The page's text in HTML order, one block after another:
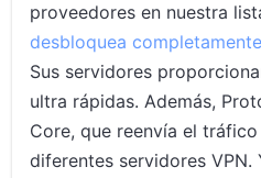
proveedores en nuestra
desbloquea
Sus servidores
ultra rápidas. Además,
Core, que reenvía el
diferentes servidores